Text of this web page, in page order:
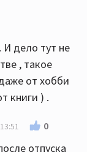
И дело тут не
, такое
от хобби
книги ) .
0
отпуска